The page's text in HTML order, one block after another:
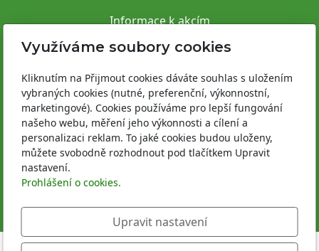
Informace k akcím
Areál Výstaviště Kroměříž
Areál Výstaviště Flora Olomouc
Provozně bezpečnostní předpisy
Registrace vystavovatele
Využíváme soubory cookies
Kliknutím na Přijmout cookies dáváte souhlas s uložením
vybraných cookies (nutné, preferenční, výkonnostní,
marketingové). Cookies používáme pro lepší fungování
našeho webu, měření jeho výkonnosti a cílení a
personalizaci reklam. To jaké cookies budou uloženy,
můžete svobodně rozhodnout pod tlačítkem Upravit
nastavení.
Prohlášení o cookies.
Upravit nastavení